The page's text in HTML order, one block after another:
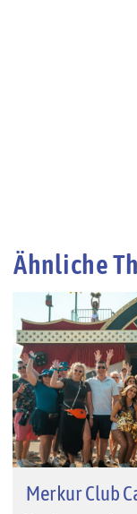
Ähnliche
Merkur Club